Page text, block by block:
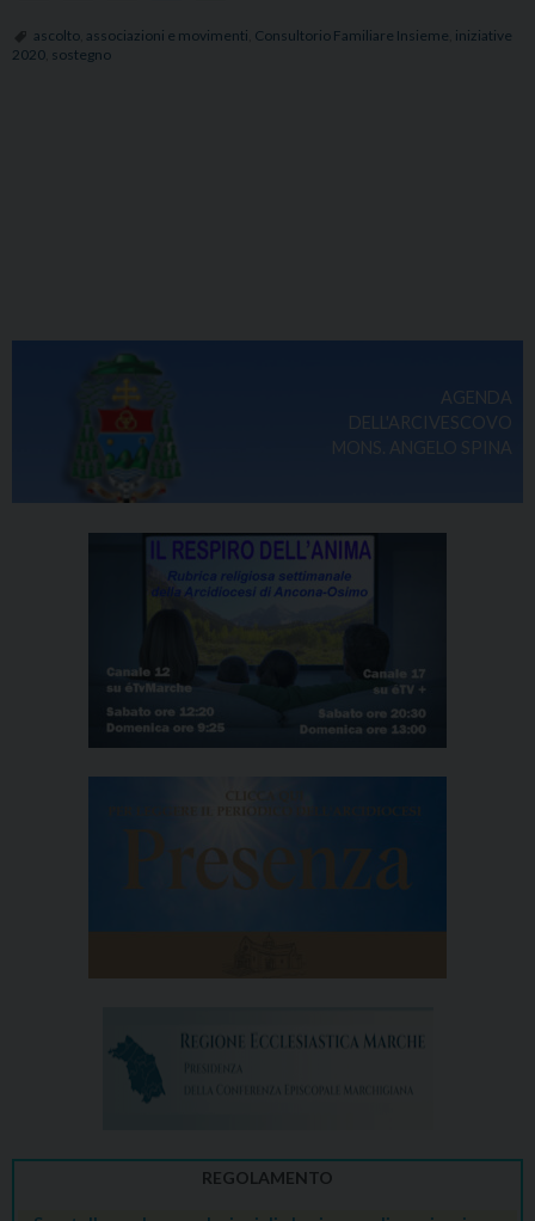
ascolto associazioni e movimenti Consultorio Familiare Insieme iniziative
2020 sostegno
AGENDA
DELL'ARCIVESCOVO
MONS. ANGELO SPINA
REGOLAMENTO